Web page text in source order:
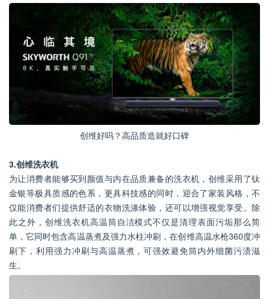
创维好吗？高品质造就好口碑
3.创维洗衣机
为让消费者能够买到颜值与内在品质兼备的洗衣机，创维采用了钛
金银等极具质感的色系，更具科技感的同时，迎合了家装风格，不
仅能消费者们提供舒适的衣物洗涤体验，还可以增强视觉享受。除
此之外，创维洗衣机高温筒自洁模式不仅是清理表面污垢那么简
单，它同时包含高温蒸煮及强力水柱冲刷，在创维高温水枪360度冲
刷下，利用强力冲刷与高温蒸煮，可强效避免筒内外细菌污渍滋
生。